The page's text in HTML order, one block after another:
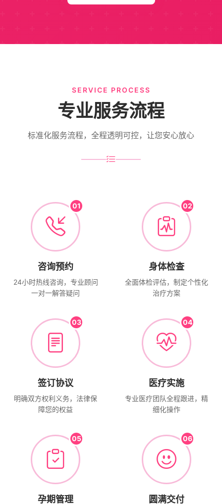
SERVICE PROCESS
专业服务流程
标准化服务流程，全程透明可控，让您安心放心
01
咨询预约
24小时热线咨询，专业顾问
一对一解答疑问
02
身体检查
全面体检评估，制定个性化
治疗方案
03
签订协议
明确双方权利义务，法律保
障您的权益
04
医疗实施
专业医疗团队全程跟进，精
细化操作
05
孕期管理
06
圆满交付